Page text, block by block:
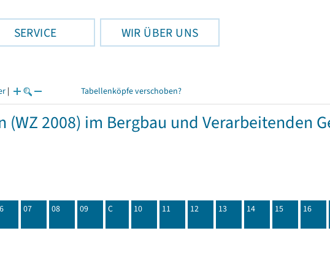
SERVICE WIR ÜBER UNS
| Tabellenköpfe verschoben?
2008) im Bergbau und Verarbeitenden
07 08 09 C 10 11 12 13 14 15 16